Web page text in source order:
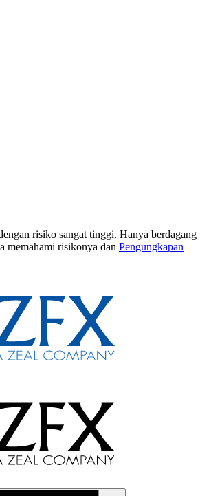
risiko sangat tinggi. Hanya berdagang
memahami risikonya dan Pengungkapan